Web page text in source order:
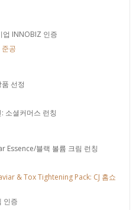
업 INNOBIZ 인증
공
선정
소셜커머스 런칭
Essence/블랙 볼륨 크림 런칭
& Tox Tightening Pack: CJ 홈쇼
인증